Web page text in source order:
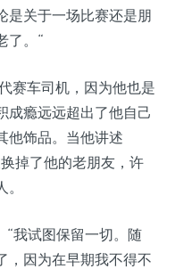
是关于一场比赛还是朋
了。“
赛车司机，因为他也是
成瘾远远超出了他自己
他饰品。当他讲述
掉了他的老朋友，许
“我试图保留一切。随
，因为在早期我不得不